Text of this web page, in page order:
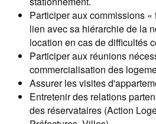
Participer aux commissions «
lien avec sa hiérarchie de la
location en cas de difficultés
Participer aux réunions
commercialisation des
Assurer les visites
Entretenir des relations
des réservataires (Action